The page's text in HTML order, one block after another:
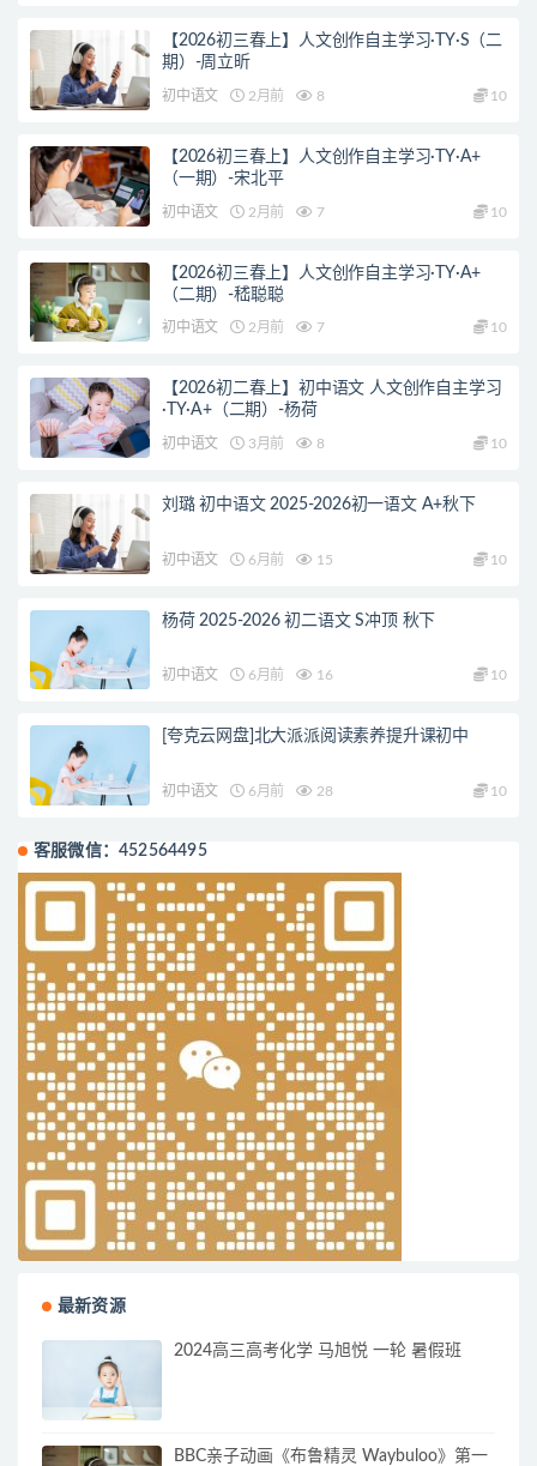
【2026初三春上】人文创作自主学习·TY·S（二
期）-周立昕
初中语文 2月前 8 10
【2026初三春上】人文创作自主学习·TY·A+
（一期）-宋北平
初中语文 2月前 7 10
【2026初三春上】人文创作自主学习·TY·A+
（二期）-嵇聪聪
初中语文 2月前 7 10
【2026初二春上】初中语文 人文创作自主学习
·TY·A+（二期）-杨荷
初中语文 3月前 8 10
刘璐 初中语文 2025-2026初一语文 A+秋下
初中语文 6月前 15 10
杨荷 2025-2026 初二语文 S冲顶 秋下
初中语文 6月前 16 10
[夸克云网盘]北大派派阅读素养提升课初中
初中语文 6月前 28 10
客服微信：452564495
最新资源
2024高三高考化学 马旭悦 一轮 暑假班
BBC亲子动画《布鲁精灵 Waybuloo》第一